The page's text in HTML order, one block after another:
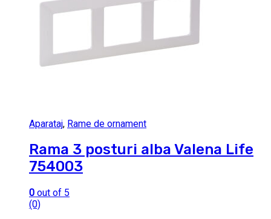
Aparataj, Rame de ornament
Rama 3 posturi alba Valena Life
754003
0 out of 5
(0)